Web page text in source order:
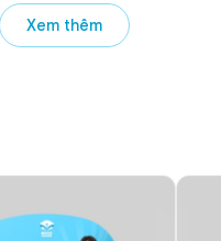
Xem thêm